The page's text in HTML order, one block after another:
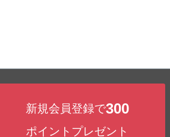
新規会員登録で300
ポイントプレゼント